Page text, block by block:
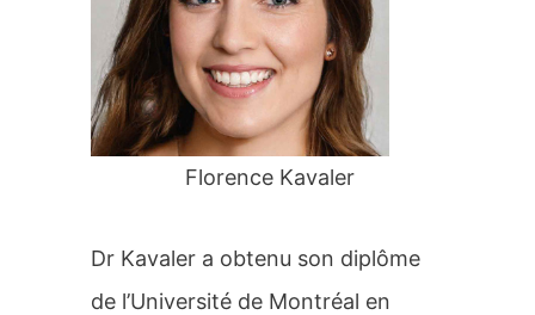
:
Florence Kavaler
Dr Kavaler a obtenu son diplôme
de l’Université de Montréal en